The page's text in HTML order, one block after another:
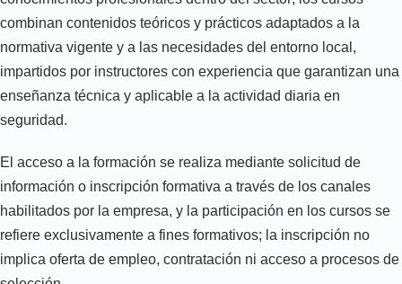
combinan contenidos teóricos y prácticos adaptados a la
normativa vigente y a las necesidades del entorno local,
impartidos por instructores con experiencia que garantizan una
enseñanza técnica y aplicable a la actividad diaria en
seguridad.
El acceso a la formación se realiza mediante solicitud de
información o inscripción formativa a través de los canales
habilitados por la empresa, y la participación en los cursos se
refiere exclusivamente a fines formativos; la inscripción no
implica oferta de empleo, contratación ni acceso a procesos de